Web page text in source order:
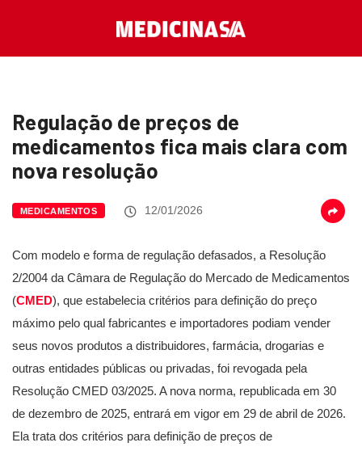
Regulação de preços de
medicamentos fica mais clara com
nova resolução
MEDICAMENTOS 12/01/2026
Com modelo e forma de regulação defasados, a Resolução
2/2004 da Câmara de Regulação do Mercado de Medicamentos
(CMED), que estabelecia critérios para definição do preço
máximo pelo qual fabricantes e importadores podiam vender
seus novos produtos a distribuidores, farmácia, drogarias e
outras entidades públicas ou privadas, foi revogada pela
Resolução CMED 03/2025. A nova norma, republicada em 30
de dezembro de 2025, entrará em vigor em 29 de abril de 2026.
Ela trata dos critérios para definição de preços de